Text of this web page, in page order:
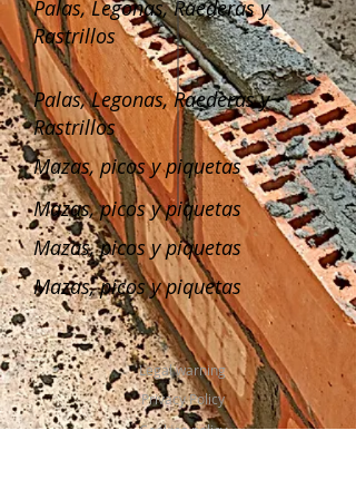
Palas, Legonas, Raederas y
Rastrillos
Palas, Legonas, Raederas y
Rastrillos
Mazas, picos y piquetas
Mazas, picos y piquetas
Mazas, picos y piquetas
Mazas, picos y piquetas
Legal warning
Privacy Policy
Cookies policy